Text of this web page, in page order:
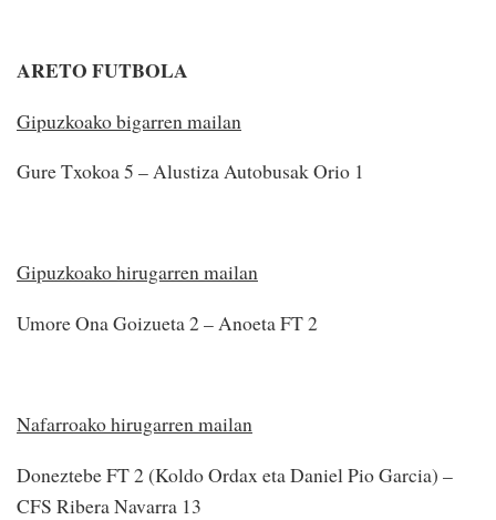
ARETO FUTBOLA
Gipuzkoako bigarren mailan
Gure Txokoa 5 – Alustiza Autobusak Orio 1
Gipuzkoako hirugarren mailan
Umore Ona Goizueta 2 – Anoeta FT 2
Nafarroako hirugarren mailan
Doneztebe FT 2 (Koldo Ordax eta Daniel Pio Garcia) –
CFS Ribera Navarra 13